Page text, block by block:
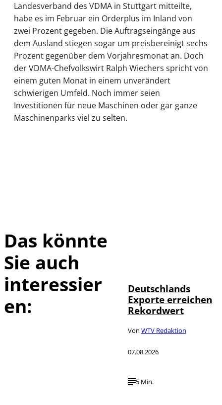
Landesverband des VDMA in Stuttgart mitteilte,
habe es im Februar ein Orderplus im Inland von
zwei Prozent gegeben. Die Auftragseingänge aus
dem Ausland stiegen sogar um preisbereinigt sechs
Prozent gegenüber dem Vorjahresmonat an. Doch
der VDMA-Chefvolkswirt Ralph Wiechers spricht von
einem guten Monat in einem unverändert
schwierigen Umfeld. Noch immer seien
Investitionen für neue Maschinen oder gar ganze
Maschinenparks viel zu selten.
Das könnte
Sie auch
interessier
en:
Deutschlands
Exporte erreichen
Rekordwert
Von WTV Redaktion
07.08.2026
5 Min.